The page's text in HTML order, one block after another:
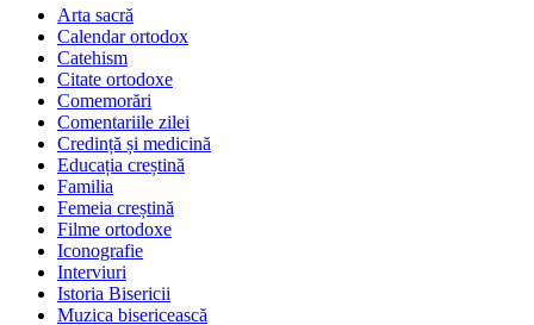
Arta sacră
Calendar ortodox
Catehism
Citate ortodoxe
Comemorări
Comentariile zilei
Credință și medicină
Educația creștină
Familia
Femeia creștină
Filme ortodoxe
Iconografie
Interviuri
Istoria Bisericii
Muzica bisericească